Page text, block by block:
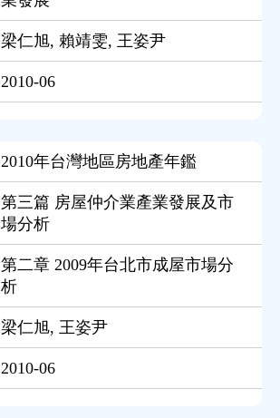
梁仁旭, 賴靖雯, 王姿尹
2010-06
2010年台灣地區房地產年鑑
第三篇 房屋仲介業產業發展及市
場分析
第二章 2009年台北市成屋市場分
析
梁仁旭, 王姿尹
2010-06